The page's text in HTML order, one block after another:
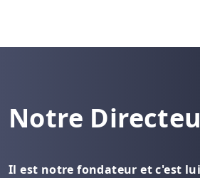
Notre
Il est notre fondateur et c'est